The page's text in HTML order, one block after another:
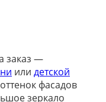
заказ —
или детской
фасадов
зеркало